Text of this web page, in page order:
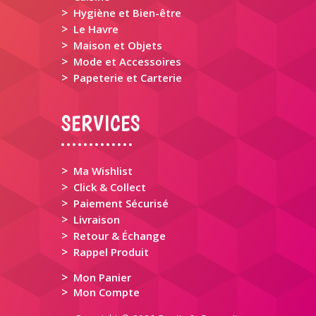
> Hygiène et Bien-être
> Le Havre
> Maison et Objets
> Mode et Accessoires
> Papeterie et Carterie
SERVICES
> Ma Wishlist
> Click & Collect
> Paiement Sécurisé
> Livraison
> Retour & Échange
> Rappel Produit
> Mon Panier
> Mon Compte